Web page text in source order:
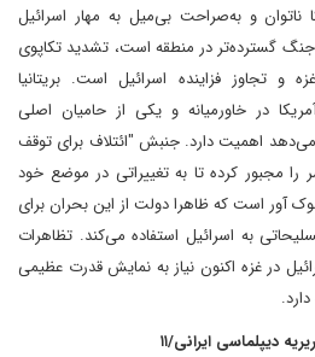
و به‌صراحت بی‌میل به مهار اسرائیل
گسترده‌تر در منطقه است، تشدید تکاپوی
تجاوز فزاینده اسرائیل است. بریتانیا
در خاورمیانه و یکی از حامیان اصلی
اهمیت دارد. جنبش "ائتلاف برای توقف
مجبور کرده تا به تغییراتی در موضع خود
آور است که ظاهرا دولت از این بحران برای
به اسرائیل استفاده می‌کند. تظاهرات
در غزه اکنون نیاز به نمایش قدرت عظیمی
دیپلماسی ایرانی/۱۱